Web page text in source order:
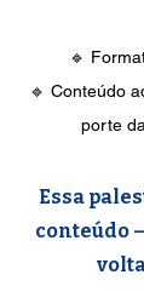
🔹
🔹 Conteúdo
porte
Essa
conteúdo